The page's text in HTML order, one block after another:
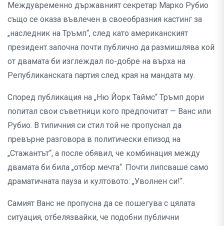
Междувременно държавният секретар Марко Рубио
също се оказа въвлечен в своеобразния кастинг за
„наследник на Тръмп“, след като американският
президент започна почти публично да размишлява кой
от двамата би изглеждал по-добре на върха на
Републиканската партия след края на мандата му.
Според публикация на „Ню Йорк Таймс“ Тръмп дори
попитал свои съветници кого предпочитат — Ванс или
Рубио. В типичния си стил той не пропуснал да
превърне разговора в политически епизод на
„Стажантът“, а после обявил, че комбинация между
двамата би била „отбор мечта“. Почти липсваше само
драматичната пауза и култовото: „Уволнен си!“.
Самият Ванс не пропусна да се пошегува с цялата
ситуация, отбелязвайки, че подобни публични